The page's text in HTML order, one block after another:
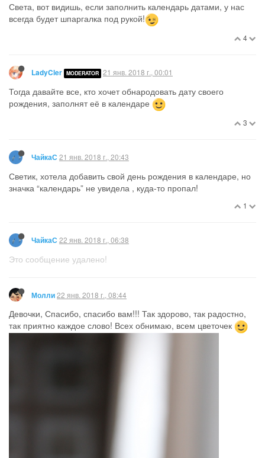
Света, вот видишь, если заполнить календарь датами, у нас
всегда будет шпаргалка под рукой!
4
LadyCler MODERATOR 21 янв. 2018 г., 00:01
Тогда давайте все, кто хочет обнародовать дату своего
рождения, заполнят её в календаре
3
ЧайкаС21 янв. 2018 г., 20:43
Светик, хотела добавить свой день рождения в календаре, но
значка “календарь” не увидела , куда-то пропал!
1
ЧайкаС22 янв. 2018 г., 06:38
Это сообщение удалено!
Молли22 янв. 2018 г., 08:44
Девочки, Спасибо, спасибо вам!!! Так здорово, так радостно,
так приятно каждое слово! Всех обнимаю, всем цветочек